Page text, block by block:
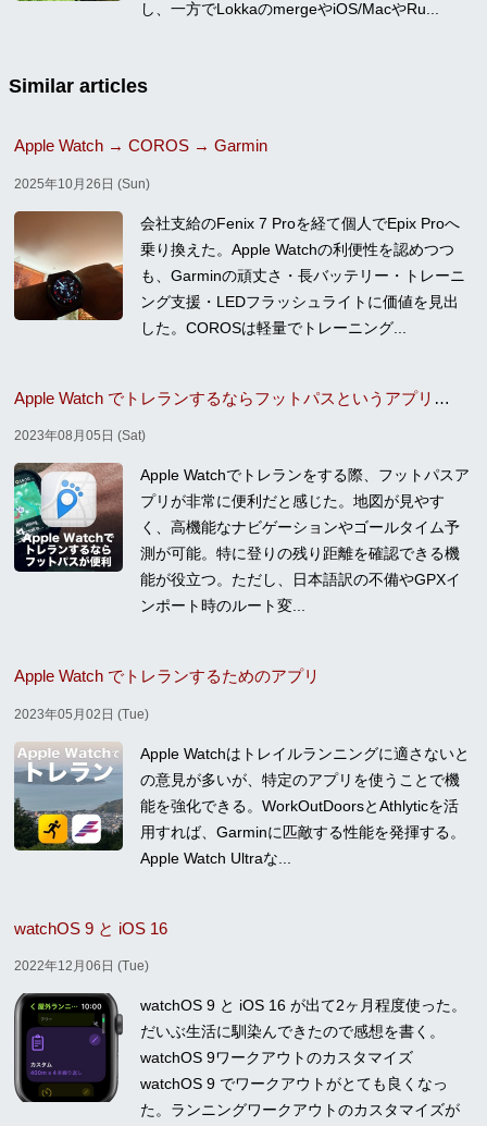
し、一方でLokkaのmergeやiOS/MacやRu...
Similar articles
Apple Watch → COROS → Garmin
2025年10月26日 (Sun)
会社支給のFenix 7 Proを経て個人でEpix Proへ
乗り換えた。Apple Watchの利便性を認めつつ
も、Garminの頑丈さ・長バッテリー・トレーニ
ング支援・LEDフラッシュライトに価値を見出
した。COROSは軽量でトレーニング...
Apple Watch でトレランするならフットパスというアプリが便利
2023年08月05日 (Sat)
Apple Watchでトレランをする際、フットパスア
プリが非常に便利だと感じた。地図が見やす
く、高機能なナビゲーションやゴールタイム予
測が可能。特に登りの残り距離を確認できる機
能が役立つ。ただし、日本語訳の不備やGPXイ
ンポート時のルート変...
Apple Watch でトレランするためのアプリ
2023年05月02日 (Tue)
Apple Watchはトレイルランニングに適さないと
の意見が多いが、特定のアプリを使うことで機
能を強化できる。WorkOutDoorsとAthlyticを活
用すれば、Garminに匹敵する性能を発揮する。
Apple Watch Ultraな...
watchOS 9 と iOS 16
2022年12月06日 (Tue)
watchOS 9 と iOS 16 が出て2ヶ月程度使った。
だいぶ生活に馴染んできたので感想を書く。
watchOS 9ワークアウトのカスタマイズ
watchOS 9 でワークアウトがとても良くなっ
た。ランニングワークアウトのカスタマイズが